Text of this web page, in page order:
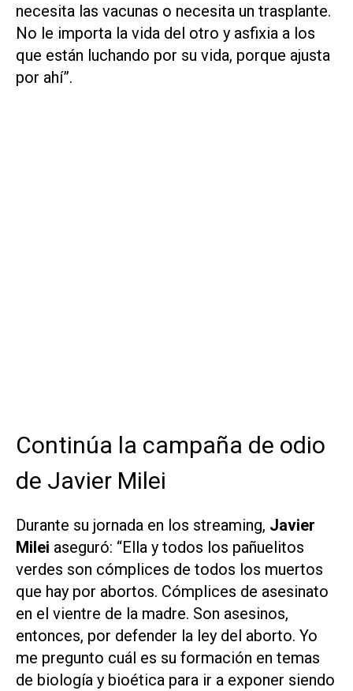
necesita las vacunas o necesita un trasplante.
No le importa la vida del otro y asfixia a los
que están luchando por su vida, porque ajusta
por ahí”.
Continúa la campaña de odio
de Javier Milei
Durante su jornada en los streaming, Javier
Milei aseguró: “Ella y todos los pañuelitos
verdes son cómplices de todos los muertos
que hay por abortos. Cómplices de asesinato
en el vientre de la madre. Son asesinos,
entonces, por defender la ley del aborto. Yo
me pregunto cuál es su formación en temas
de biología y bioética para ir a exponer siendo